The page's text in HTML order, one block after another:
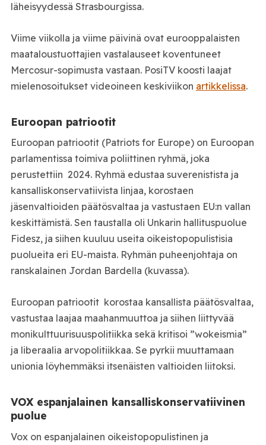
läheisyydessä Strasbourgissa.
Viime viikolla ja viime päivinä ovat eurooppalaisten
maataloustuottajien vastalauseet koventuneet
Mercosur-sopimusta vastaan. PosiTV koosti laajat
mielenosoitukset videoineen keskiviikon artikkelissa.
Euroopan patriootit
Euroopan patriootit (Patriots for Europe) on Euroopan
parlamentissa toimiva poliittinen ryhmä, joka
perustettiin 2024. Ryhmä edustaa suverenistista ja
kansalliskonservatiivista linjaa, korostaen
jäsenvaltioiden päätösvaltaa ja vastustaen EU:n vallan
keskittämistä. Sen taustalla oli Unkarin hallituspuolue
Fidesz, ja siihen kuuluu useita oikeistopopulistisia
puolueita eri EU-maista. Ryhmän puheenjohtaja on
ranskalainen Jordan Bardella (kuvassa).
Euroopan patriootit korostaa kansallista päätösvaltaa,
vastustaa laajaa maahanmuuttoa ja siihen liittyvää
monikulttuurisuuspolitiikka sekä kritisoi ”wokeismia”
ja liberaalia arvopolitiikkaa. Se pyrkii muuttamaan
unionia löyhemmäksi itsenäisten valtioiden liitoksi.
VOX espanjalainen kansalliskonservatiivinen
puolue
Vox on espanjalainen oikeistopopulistinen ja